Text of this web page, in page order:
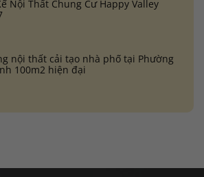
Nội Thất Chung Cư Happy Valley
nội thất cải tạo nhà phố tại Phường
100m2 hiện đại